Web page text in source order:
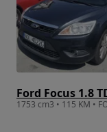
Ford Focus 1.8
1753 cm3 • 115 KM •